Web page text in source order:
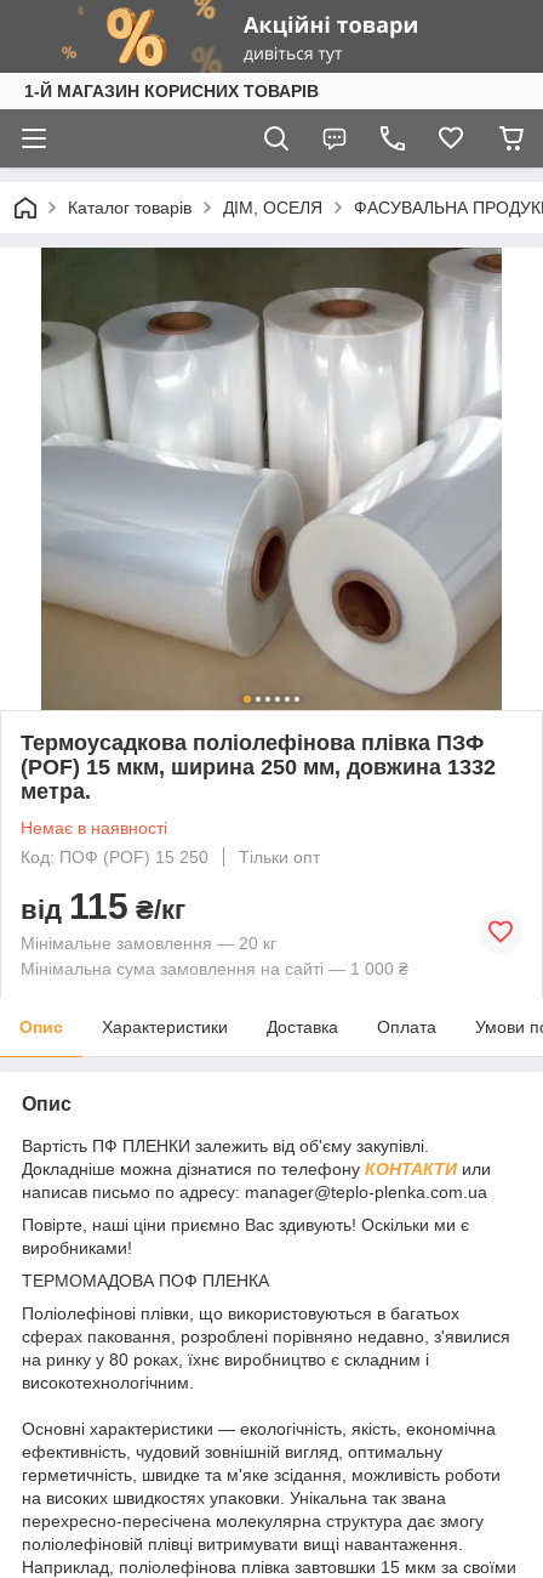
1-Й МАГАЗИН КОРИСНИХ ТОВАРІВ
Каталог товарів ДІМ, ОСЕЛЯ ФАСУВАЛЬНА
Термоусадкова поліолефінова плівка ПЗФ
(POF) 15 мкм, ширина 250 мм, довжина 1332
метра.
Немає в наявності
Код: ПОФ (POF) 15 250
Тільки опт
від 115 ₴/кг
Мінімальне замовлення — 20 кг
Мінімальна сума замовлення на сайті — 1 000 ₴
Опис Характеристики Доставка Оплата Умови
Опис
Вартість ПФ ПЛЕНКИ залежить від об'єму закупівлі.
Докладніше можна дізнатися по телефону КОНТАКТИили
написав письмо по адресу: manager@teplo-plenka.com.ua
Повірте, наші ціни приємно Вас здивують! Оскільки ми є
виробниками!
ТЕРМОМАДОВА ПОФ ПЛЕНКА
Поліолефінові плівки, що використовуються в багатьох
сферах паковання, розроблені порівняно недавно, з'явилися
на ринку у 80 роках, їхнє виробництво є складним і
високотехнологічним.
Основні характеристики — екологічність, якість, економічна
ефективність, чудовий зовнішній вигляд, оптимальну
герметичність, швидке та м'яке зсідання, можливість роботи
на високих швидкостях упаковки. Унікальна так звана
перехресно-пересічена молекулярна структура дає змогу
поліолефіновій плівці витримувати вищі навантаження.
Наприклад, поліолефінова плівка завтовшки 15 мкм за своїми